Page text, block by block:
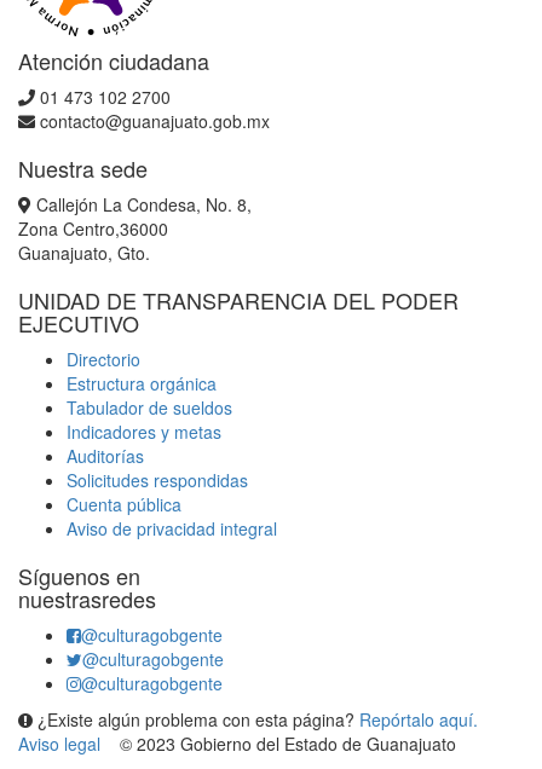
Atención ciudadana
01 473 102 2700
contacto@guanajuato.gob.mx
Nuestra sede
Callejón La Condesa, No. 8,
Zona Centro,36000
Guanajuato, Gto.
UNIDAD DE TRANSPARENCIA DEL PODER
EJECUTIVO
Directorio
Estructura orgánica
Tabulador de sueldos
Indicadores y metas
Auditorías
Solicitudes respondidas
Cuenta pública
Aviso de privacidad integral
Síguenos en
nuestrasredes
@culturagobgente
@culturagobgente
@culturagobgente
¿Existe algún problema con esta página? Repórtalo aquí.
Aviso legal
© 2023 Gobierno del Estado de Guanajuato